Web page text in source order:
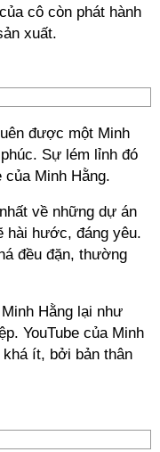
cô còn phát hành
xuất.
được một Minh
Sự lém lỉnh đó
Minh Hằng.
về những dự án
hài hước, đáng yêu.
đều đặn, thường
Hằng lại như
YouTube của Minh
ít, bởi bản thân